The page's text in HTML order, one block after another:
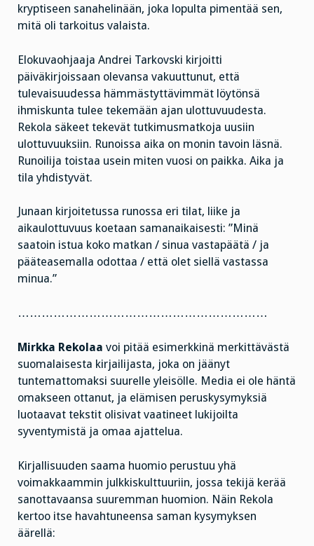
kryptiseen sanahelinään, joka lopulta pimentää sen,
mitä oli tarkoitus valaista.
Elokuvaohjaaja Andrei Tarkovski kirjoitti
päiväkirjoissaan olevansa vakuuttunut, että
tulevaisuudessa hämmästyttävimmät löytönsä
ihmiskunta tulee tekemään ajan ulottuvuudesta.
Rekola säkeet tekevät tutkimusmatkoja uusiin
ulottuvuuksiin. Runoissa aika on monin tavoin läsnä.
Runoilija toistaa usein miten vuosi on paikka. Aika ja
tila yhdistyvät.
Junaan kirjoitetussa runossa eri tilat, liike ja
aikaulottuvuus koetaan samanaikaisesti: ”Minä
saatoin istua koko matkan / sinua vastapäätä / ja
pääteasemalla odottaa / että olet siellä vastassa
minua.”
………………………………………………………
Mirkka Rekolaa voi pitää esimerkkinä merkittävästä
suomalaisesta kirjailijasta, joka on jäänyt
tuntemattomaksi suurelle yleisölle. Media ei ole häntä
omakseen ottanut, ja elämisen peruskysymyksiä
luotaavat tekstit olisivat vaatineet lukijoilta
syventymistä ja omaa ajattelua.
Kirjallisuuden saama huomio perustuu yhä
voimakkaammin julkkiskulttuuriin, jossa tekijä kerää
sanottavaansa suuremman huomion. Näin Rekola
kertoo itse havahtuneensa saman kysymyksen
äärellä: